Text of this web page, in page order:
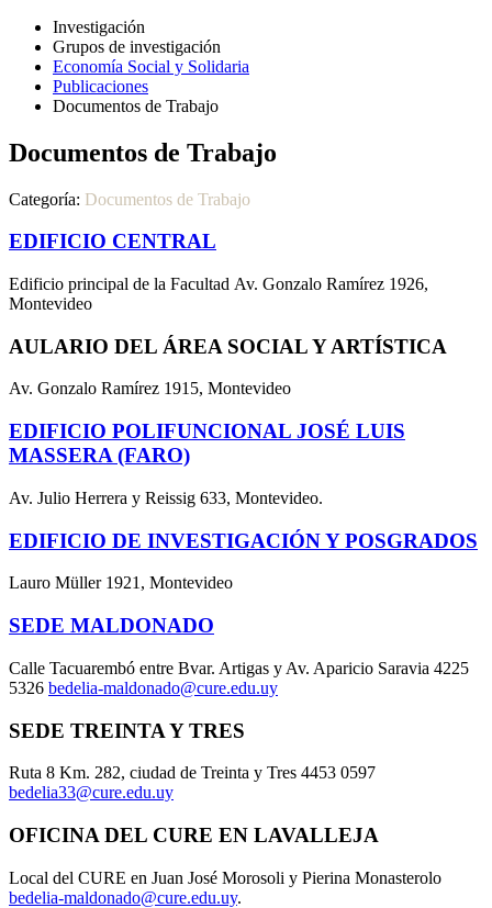
Investigación
Grupos de investigación
Economía Social y Solidaria
Publicaciones
Documentos de Trabajo
Documentos de Trabajo
Categoría: Documentos de Trabajo
EDIFICIO CENTRAL
Edificio principal de la Facultad Av. Gonzalo Ramírez 1926,
Montevideo
AULARIO DEL ÁREA SOCIAL Y ARTÍSTICA
Av. Gonzalo Ramírez 1915, Montevideo
EDIFICIO POLIFUNCIONAL JOSÉ LUIS
MASSERA (FARO)
Av. Julio Herrera y Reissig 633, Montevideo.
EDIFICIO DE INVESTIGACIÓN Y POSGRADOS
Lauro Müller 1921, Montevideo
SEDE MALDONADO
Calle Tacuarembó entre Bvar. Artigas y Av. Aparicio Saravia 4225
5326 bedelia-maldonado@cure.edu.uy
SEDE TREINTA Y TRES
Ruta 8 Km. 282, ciudad de Treinta y Tres 4453 0597
bedelia33@cure.edu.uy
OFICINA DEL CURE EN LAVALLEJA
Local del CURE en Juan José Morosoli y Pierina Monasterolo
bedelia-maldonado@cure.edu.uy.